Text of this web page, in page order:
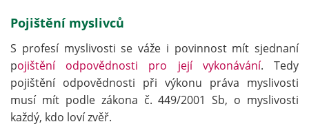
Pojištění myslivců
S profesí myslivosti se váže i povinnost mít sjednaní
pojištění odpovědnosti pro její vykonávání. Tedy
pojištění odpovědnosti při výkonu práva myslivosti
musí mít podle zákona č. 449/2001 Sb, o myslivosti
každý, kdo loví zvěř.